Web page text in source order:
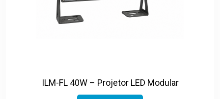
ILM-FL 40W – Projetor LED Modular